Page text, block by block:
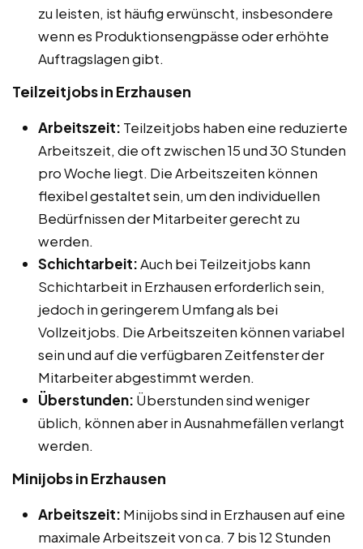
zu leisten, ist häufig erwünscht, insbesondere
wenn es Produktionsengpässe oder erhöhte
Auftragslagen gibt.
Teilzeitjobs in Erzhausen
Arbeitszeit: Teilzeitjobs haben eine reduzierte
Arbeitszeit, die oft zwischen 15 und 30 Stunden
pro Woche liegt. Die Arbeitszeiten können
flexibel gestaltet sein, um den individuellen
Bedürfnissen der Mitarbeiter gerecht zu
werden.
Schichtarbeit:Auch bei Teilzeitjobs kann
Schichtarbeit in Erzhausen erforderlich sein,
jedoch in geringerem Umfang als bei
Vollzeitjobs. Die Arbeitszeiten können variabel
sein und auf die verfügbaren Zeitfenster der
Mitarbeiter abgestimmt werden.
Überstunden: Überstunden sind weniger
üblich, können aber in Ausnahmefällen verlangt
werden.
Minijobs in Erzhausen
Arbeitszeit: Minijobs sind in Erzhausen auf eine
maximale Arbeitszeit von ca. 7 bis 12 Stunden